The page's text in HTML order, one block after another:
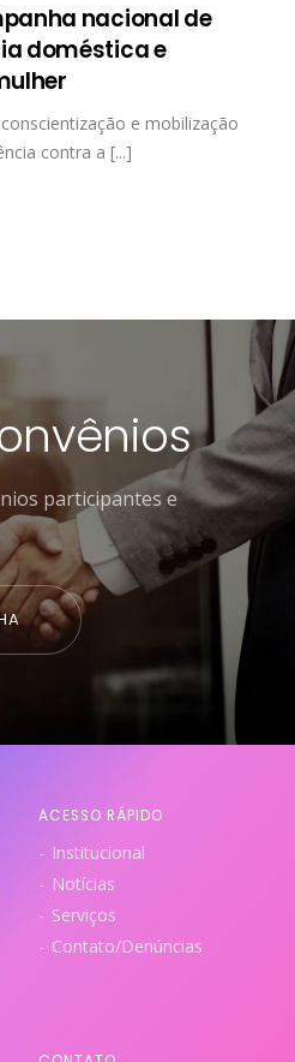
nacional de
doméstica e
e mobilização
contra a [...]
participantes e
ACESSO RÁPIDO
Institucional
Notícias
Serviços
Contato/Denúncias